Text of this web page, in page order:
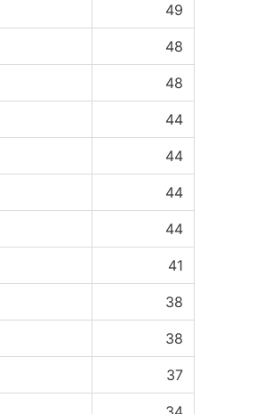
49
48
48
44
44
44
44
41
38
38
37